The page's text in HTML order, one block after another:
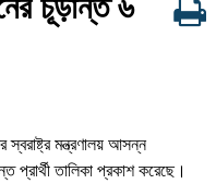
স্বরাষ্ট্র মন্ত্রণালয় আসন্ন
প্রার্থী তালিকা প্রকাশ করেছে।